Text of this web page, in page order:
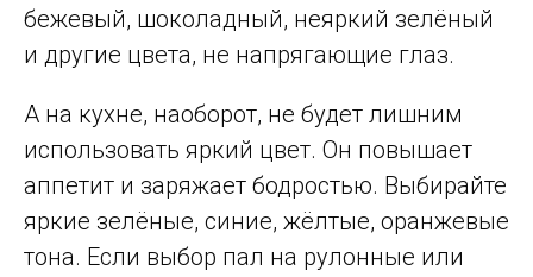
бежевый, шоколадный, неяркий зелёный
и другие цвета, не напрягающие глаз.
А на кухне, наоборот, не будет лишним
использовать яркий цвет. Он повышает
аппетит и заряжает бодростью. Выбирайте
яркие зелёные, синие, жёлтые, оранжевые
тона. Если выбор пал на рулонные или